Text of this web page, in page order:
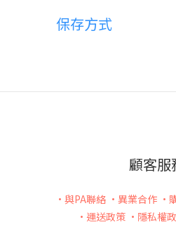
保存方式
顧客服
•與PA聯絡 •異業合作 •
•運送政策 •隱私權